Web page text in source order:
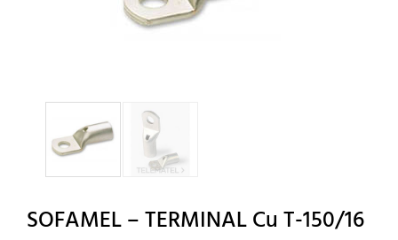
SOFAMEL – TERMINAL Cu T-150/16